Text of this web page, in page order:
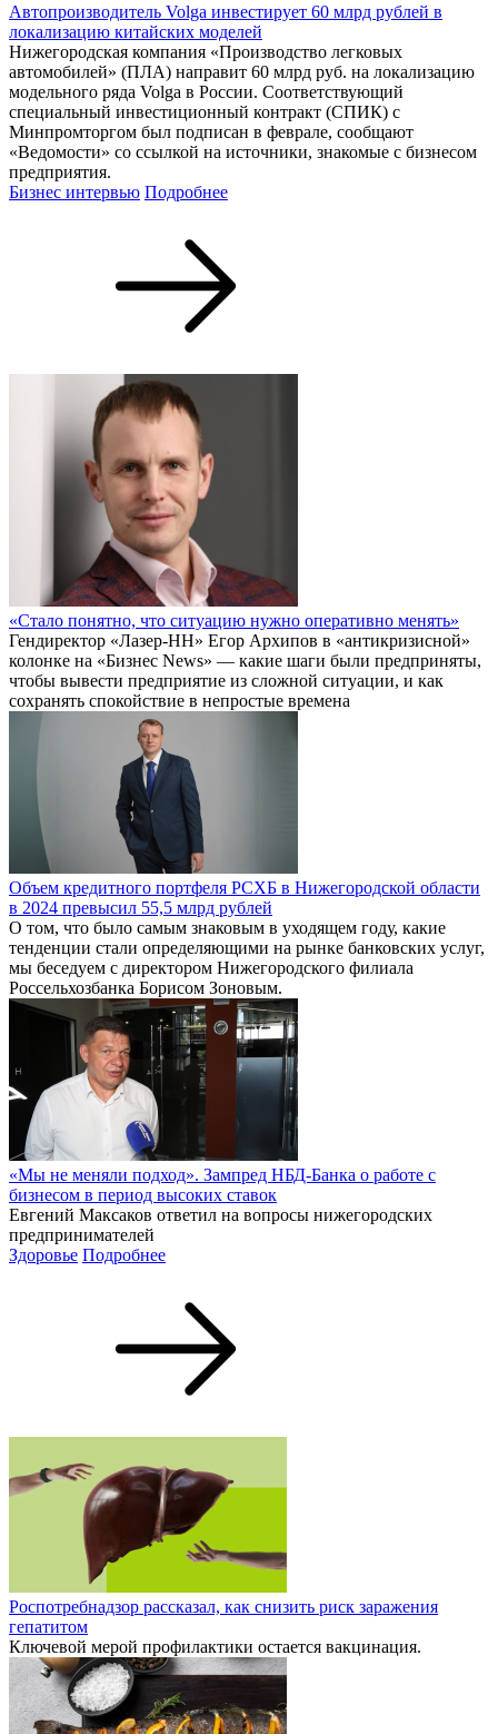
Автопроизводитель Volga инвестирует 60 млрд рублей в
локализацию китайских моделей
Нижегородская компания «Производство легковых
автомобилей» (ПЛА) направит 60 млрд руб. на локализацию
модельного ряда Volga в России. Соответствующий
специальный инвестиционный контракт (СПИК) с
Минпромторгом был подписан в феврале, сообщают
«Ведомости» со ссылкой на источники, знакомые с бизнесом
предприятия.
Бизнес интервью Подробнее
«Стало понятно, что ситуацию нужно оперативно менять»
Гендиректор «Лазер-НН» Егор Архипов в «антикризисной»
колонке на «Бизнес News» — какие шаги были предприняты,
чтобы вывести предприятие из сложной ситуации, и как
сохранять спокойствие в непростые времена
Объем кредитного портфеля РСХБ в Нижегородской области
в 2024 превысил 55,5 млрд рублей
О том, что было самым знаковым в уходящем году, какие
тенденции стали определяющими на рынке банковских услуг,
мы беседуем с директором Нижегородского филиала
Россельхозбанка Борисом Зоновым.
«Мы не меняли подход». Зампред НБД-Банка о работе с
бизнесом в период высоких ставок
Евгений Максаков ответил на вопросы нижегородских
предпринимателей
Здоровье Подробнее
Роспотребнадзор рассказал, как снизить риск заражения
гепатитом
Ключевой мерой профилактики остается вакцинация.